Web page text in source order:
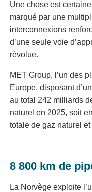
Une chose est
marqué par une
interconnexions
d’une seule voie
révolue.
MET Group, l’un des
Europe, disposant
au total 242 milliards
naturel en 2025, soit
totale de gaz naturel
8 800 km de
La Norvège exploite